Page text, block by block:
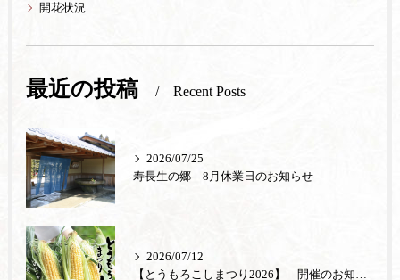
開花状況
最近の投稿 Recent Posts
2026/07/25
寿長生の郷 8月休業日のお知らせ
2026/07/12